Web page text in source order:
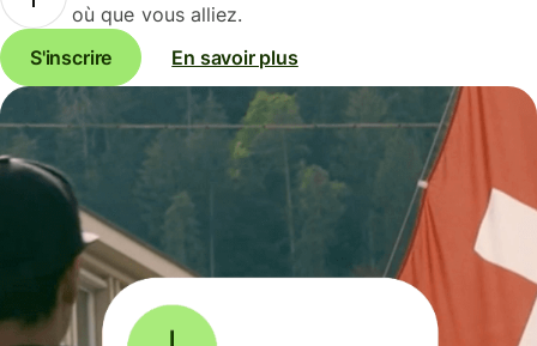
où que vous alliez.
S'inscrire
En savoir plus